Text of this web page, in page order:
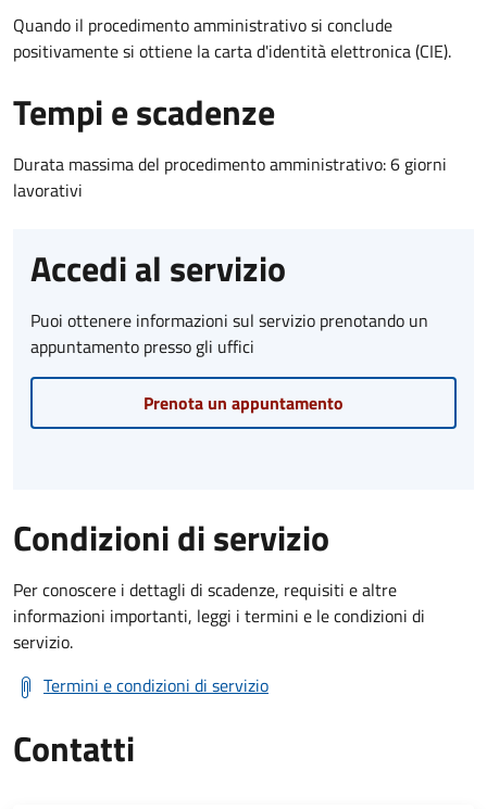
Quando il procedimento amministrativo si conclude
positivamente si ottiene la carta d'identità elettronica (CIE).
Tempi e scadenze
Durata massima del procedimento amministrativo: 6 giorni
lavorativi
Accedi al servizio
Puoi ottenere informazioni sul servizio prenotando un
appuntamento presso gli uffici
Prenota un appuntamento
Condizioni di servizio
Per conoscere i dettagli di scadenze, requisiti e altre
informazioni importanti, leggi i termini e le condizioni di
servizio.
Termini e condizioni di servizio
Contatti